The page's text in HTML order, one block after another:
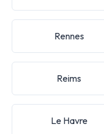
Rennes
Reims
Le Havre